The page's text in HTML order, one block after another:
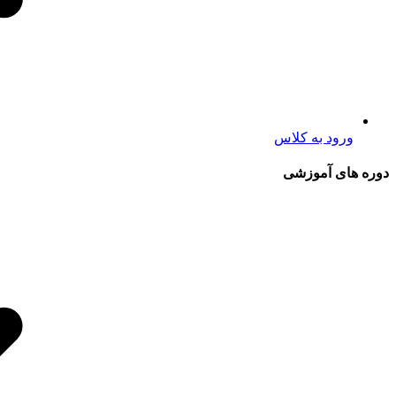
ورود به کلاس
دوره های آموزشی